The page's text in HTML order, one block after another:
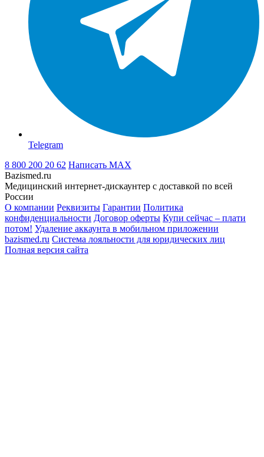
Telegram
8 800 200 20 62 Написать MAX
Bazismed.ru
Медицинский интернет-дискаунтер с доставкой по всей
России
О компании Реквизиты Гарантии Политика
конфиденциальности Договор оферты Купи сейчас – плати
потом! Удаление аккаунта в мобильном приложении
bazismed.ru Система лояльности для юридических лиц
Полная версия сайта